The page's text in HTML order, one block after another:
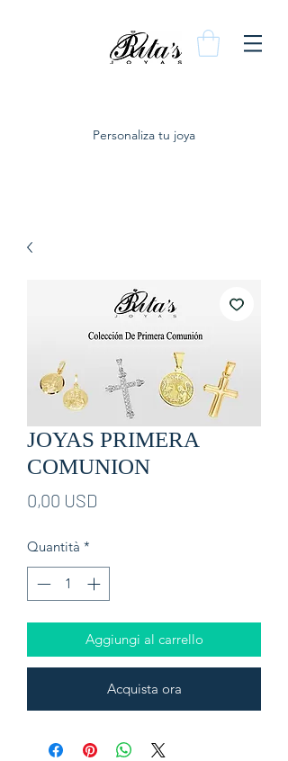
Personaliza tu joya
JOYAS PRIMERA
COMUNION
0,00 USD
Quantità *
Aggiungi al carrello
Acquista ora